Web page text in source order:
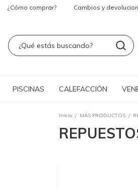
¿Cómo comprar? Cambios y
PISCINAS CALEFACCIÓN
Inicio / MÁS PRODUCTOS /